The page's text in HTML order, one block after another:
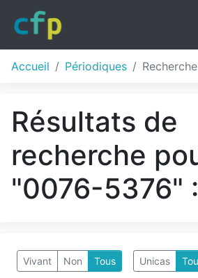
Accueil Périodiques
Résultats de
recherche
"0076-5376"
Vivant Non Tous Unicas